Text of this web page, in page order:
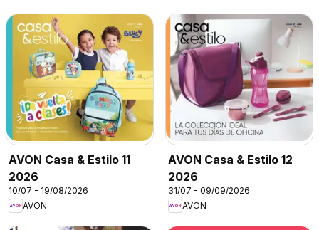
AVON Casa & Estilo 11
2026
10/07 - 19/08/2026
AVON
AVON Casa & Estilo 12
2026
31/07 - 09/09/2026
AVON